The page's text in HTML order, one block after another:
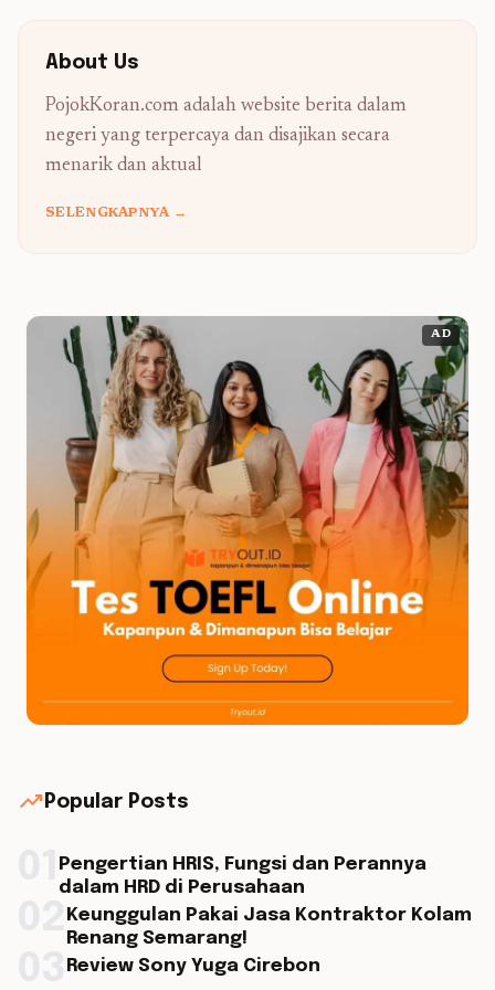
About Us
PojokKoran.com adalah website berita dalam
negeri yang terpercaya dan disajikan secara
menarik dan aktual
SELENGKAPNYA →
AD
trending_up Popular Posts
Pengertian HRIS, Fungsi dan Perannya
dalam HRD di Perusahaan
Keunggulan Pakai Jasa Kontraktor Kolam
Renang Semarang!
Review Sony Yuga Cirebon